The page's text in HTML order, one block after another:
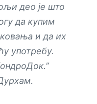
део је што
да купим
и да их
употребу.